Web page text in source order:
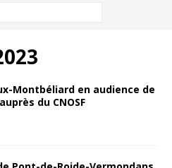
Montbéliard en audience de
du CNOSF